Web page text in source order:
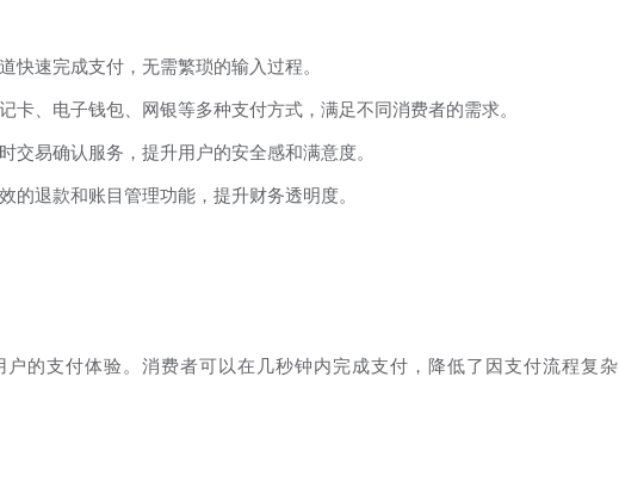
快速完成支付，无需繁琐的输入过程。
卡、电子钱包、网银等多种支付方式，满足不同消费者的需求。
交易确认服务，提升用户的安全感和满意度。
的退款和账目管理功能，提升财务透明度。
的支付体验。消费者可以在几秒钟内完成支付，降低了因支付流程复杂